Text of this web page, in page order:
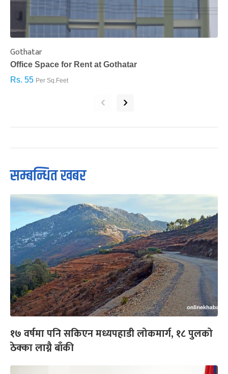
Gothatar
Office Space for Rent at Gothatar
Rs. 55 Per Sq.Feet
‹ ›
सम्बन्धित खबर
१७ वर्षमा पनि सकिएन मध्यपहाडी लोकमार्ग, १८ पुलको
ठेक्का लाग्नै बाँकी